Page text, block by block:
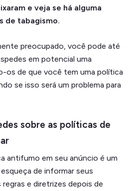
e veja se há alguma
de tabagismo.
preocupado, você pode até
em potencial uma
os de que você tem uma política
se isso será um problema para
sobre as políticas de
antifumo em seu anúncio é um
de informar seus
e diretrizes depois de